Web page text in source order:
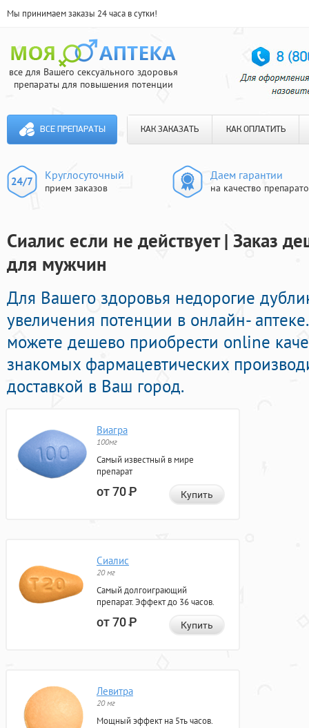
Мы принимаем заказы 24 часа в сутки!
все для Вашего сексуального здоровья
препараты для повышения потенции
ВСЕ ПРЕПАРАТЫ КАК ЗАКАЗАТЬ КАК ОПЛАТИТЬ
Круглосуточный
прием заказов
Даем гарантии
на качество
Сиалис если не действует | Заказ
для мужчин
Для Вашего здоровья недорогие
увеличения потенции в онлайн-
можете дешево приобрести online
знакомых фармацевтических
доставкой в Ваш город.
Виагра
100мг
Самый известный в мире
препарат
от 70Р Купить
Сиалис
20 мг
Самый долгоиграющий
препарат. Эффект до 36 часов.
от 70Р Купить
Левитра
20 мг
Мощный эффект на 5ть часов.